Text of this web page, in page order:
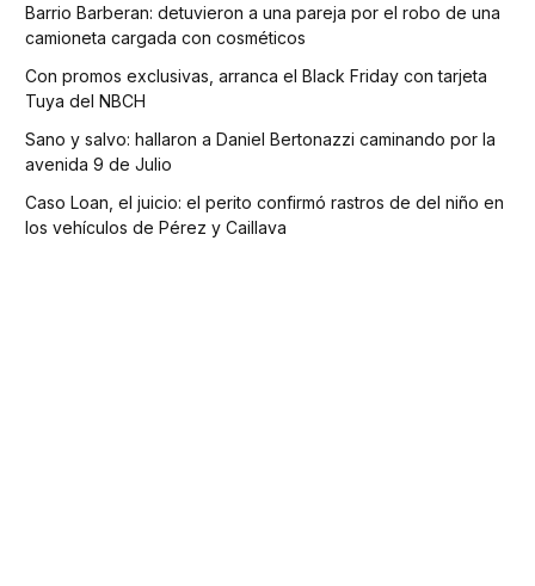
Barrio Barberan: detuvieron a una pareja por el robo de una
camioneta cargada con cosméticos
Con promos exclusivas, arranca el Black Friday con tarjeta
Tuya del NBCH
Sano y salvo: hallaron a Daniel Bertonazzi caminando por la
avenida 9 de Julio
Caso Loan, el juicio: el perito confirmó rastros de del niño en
los vehículos de Pérez y Caillava